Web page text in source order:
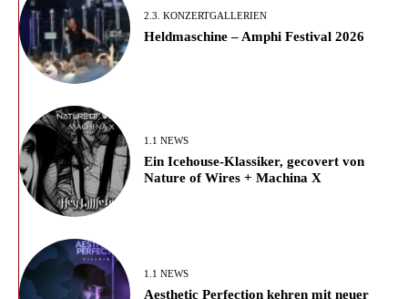
2.3. KONZERTGALLERIEN
Heldmaschine – Amphi Festival 2026
1.1 NEWS
Ein Icehouse-Klassiker, gecovert von
Nature of Wires + Machina X
1.1 NEWS
Aesthetic Perfection kehren mit neuer